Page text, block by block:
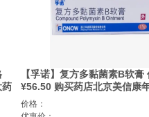
药
【孚诺】复方多黏菌素B软膏
¥56.50 购买药店北京美信康
适应症感染
价格：